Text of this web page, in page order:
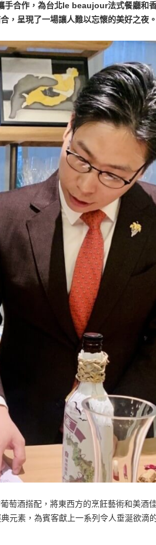
合作，為台北le beaujour法式餐廳和
，呈現了一場讓人難以忘懷的美好之夜。
萄酒搭配，將東西方的烹飪藝術和美酒
元素，為賓客獻上一系列令人垂涎欲滴